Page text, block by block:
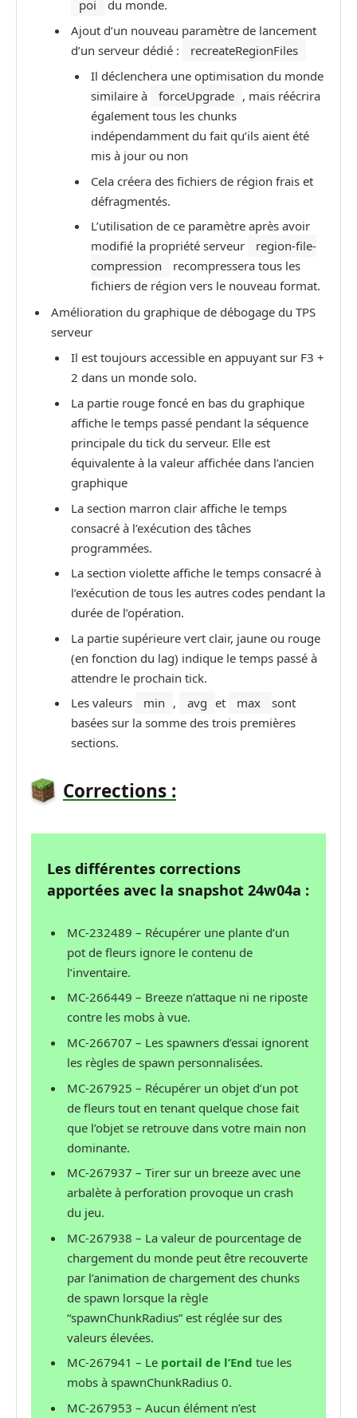
poi
du monde.
Ajout d’un nouveau paramètre de lancement
d’un serveur dédié :
recreateRegionFiles
Il déclenchera une optimisation du monde
similaire à
forceUpgrade , mais réécrira
également tous les chunks
indépendamment du fait qu’ils aient été
mis à jour ou non
Cela créera des fichiers de région frais et
défragmentés.
L’utilisation de ce paramètre après avoir
modifié la propriété serveur
region-file-
compression
recompressera tous les
fichiers de région vers le nouveau format.
Amélioration du graphique de débogage du TPS
serveur
Il est toujours accessible en appuyant sur F3 +
2 dans un monde solo.
La partie rouge foncé en bas du graphique
affiche le temps passé pendant la séquence
principale du tick du serveur. Elle est
équivalente à la valeur affichée dans l’ancien
graphique
La section marron clair affiche le temps
consacré à l’exécution des tâches
programmées.
La section violette affiche le temps consacré à
l’exécution de tous les autres codes pendant la
durée de l’opération.
La partie supérieure vert clair, jaune ou rouge
(en fonction du lag) indique le temps passé à
attendre le prochain tick.
Les valeurs
min , avg et max
sont
basées sur la somme des trois premières
sections.
Corrections :
Les différentes corrections
apportées avec la snapshot 24w04a :
MC-232489 – Récupérer une plante d’un
pot de fleurs ignore le contenu de
l’inventaire.
MC-266449 – Breeze n’attaque ni ne riposte
contre les mobs à vue.
MC-266707 – Les spawners d’essai ignorent
les règles de spawn personnalisées.
MC-267925 – Récupérer un objet d’un pot
de fleurs tout en tenant quelque chose fait
que l’objet se retrouve dans votre main non
dominante.
MC-267937 – Tirer sur un breeze avec une
arbalète à perforation provoque un crash
du jeu.
MC-267938 – La valeur de pourcentage de
chargement du monde peut être recouverte
par l’animation de chargement des chunks
de spawn lorsque la règle
“spawnChunkRadius” est réglée sur des
valeurs élevées.
MC-267941 – Le portail de l’End tue les
mobs à spawnChunkRadius 0.
MC-267953 – Aucun élément n’est